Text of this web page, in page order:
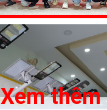
Xem thêm